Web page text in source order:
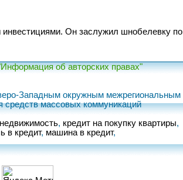
Он заслужил шнобелевку по
об авторских правах"
Западным окружным межрегиональным
средств массовых коммуникаций
, кредит на покупку квартиры,
в кредит, машина в кредит,